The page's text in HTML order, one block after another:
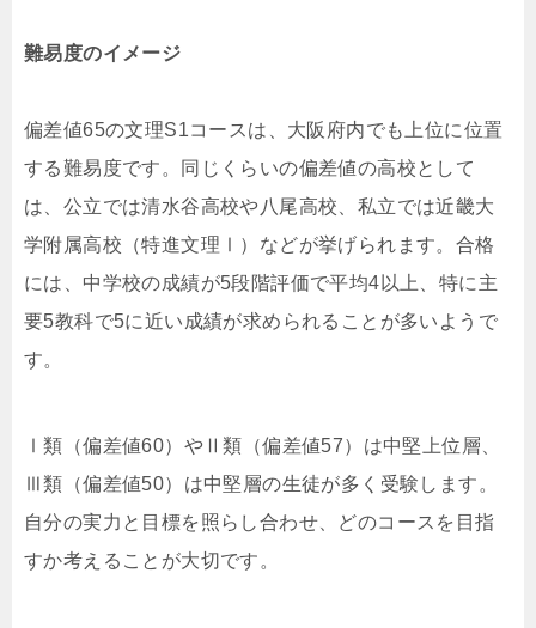
難易度のイメージ
偏差値65の文理S1コースは、大阪府内でも上位に位置
する難易度です。同じくらいの偏差値の高校として
は、公立では清水谷高校や八尾高校、私立では近畿大
学附属高校（特進文理Ⅰ）などが挙げられます。合格
には、中学校の成績が5段階評価で平均4以上、特に主
要5教科で5に近い成績が求められることが多いようで
す。
Ⅰ類（偏差値60）やⅡ類（偏差値57）は中堅上位層、
Ⅲ類（偏差値50）は中堅層の生徒が多く受験します。
自分の実力と目標を照らし合わせ、どのコースを目指
すか考えることが大切です。